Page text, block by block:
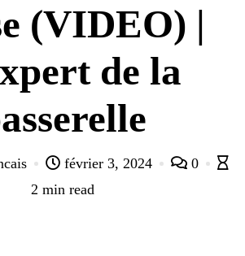
(VIDEO) |
de la
février 3, 2024
0
2 min read